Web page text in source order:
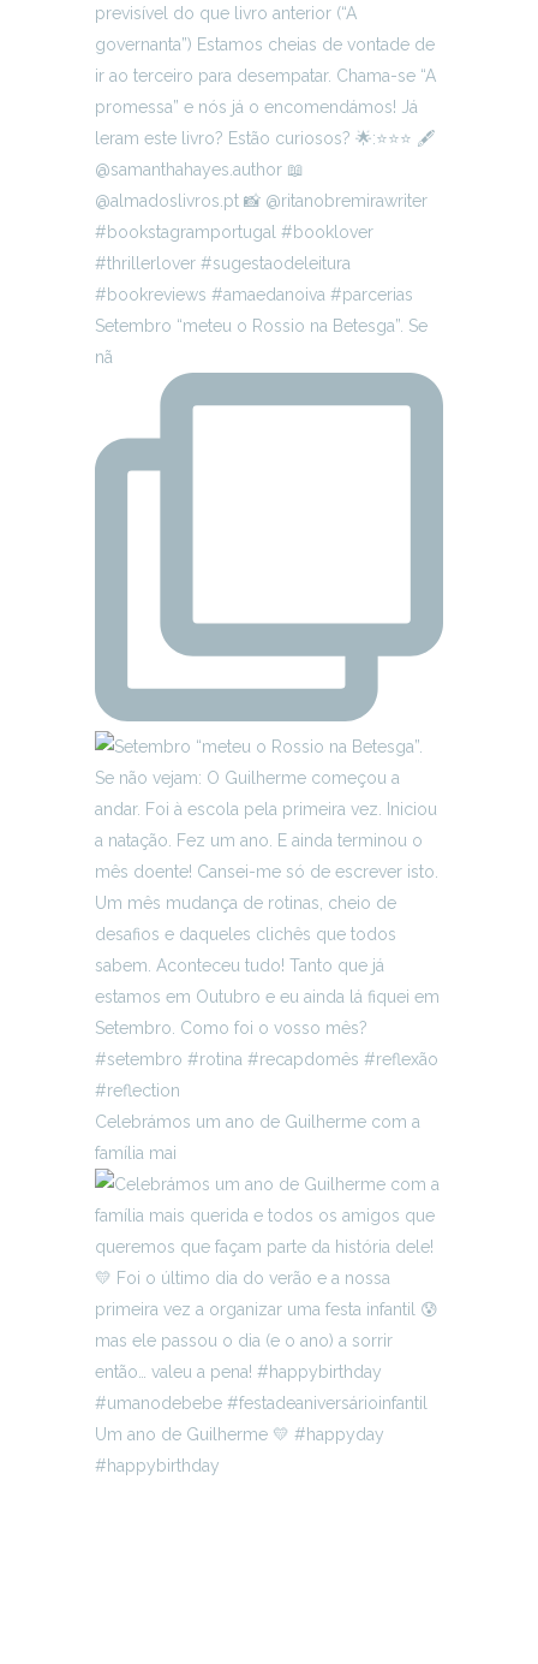
Setembro “meteu o Rossio na Betesga”. Se
nã
Celebrámos um ano de Guilherme com a
família mai
Um ano de Guilherme 💛 #happyday
#happybirthday